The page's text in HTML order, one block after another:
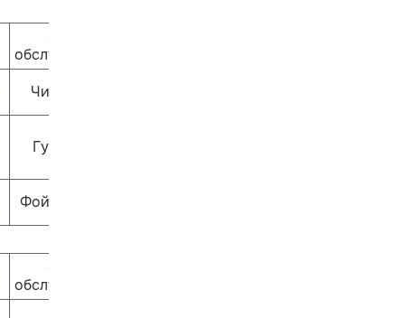
Залы
обслуживания
ЧитариУм
Гулливер
Фойе 1 этажа
Залы
обслуживания